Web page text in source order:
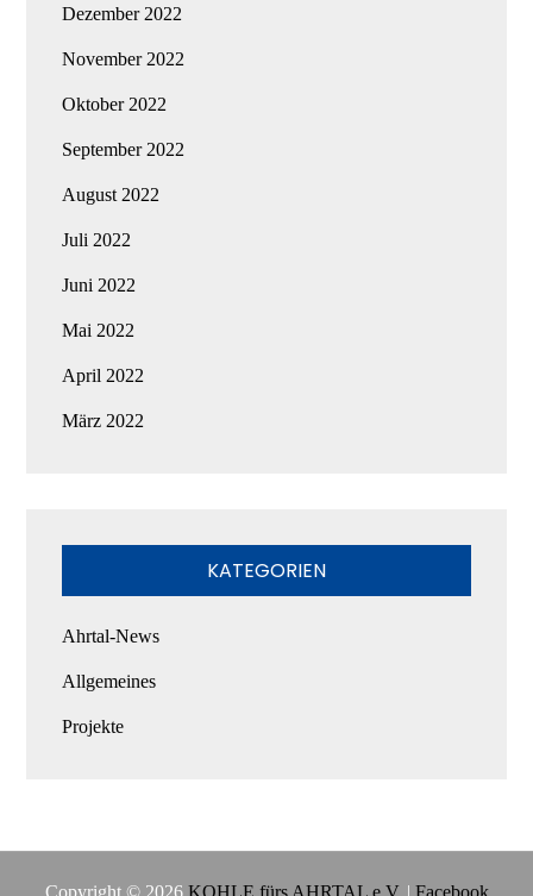
Dezember 2022
November 2022
Oktober 2022
September 2022
August 2022
Juli 2022
Juni 2022
Mai 2022
April 2022
März 2022
KATEGORIEN
Ahrtal-News
Allgemeines
Projekte
Copyright © 2026 KOHLE fürs AHRTAL e.V. | Facebook